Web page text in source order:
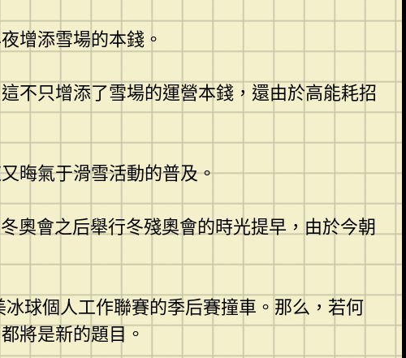
增添雪場的本錢。
不只增添了雪場的運營本錢，還由於高能耗招
晦氣于滑雪活動的普及。
奧會之后舉行冬殘奧會的時光提早，由於今朝
球個人工作聯賽的季后賽撞車。那么，若何
將是新的題目。